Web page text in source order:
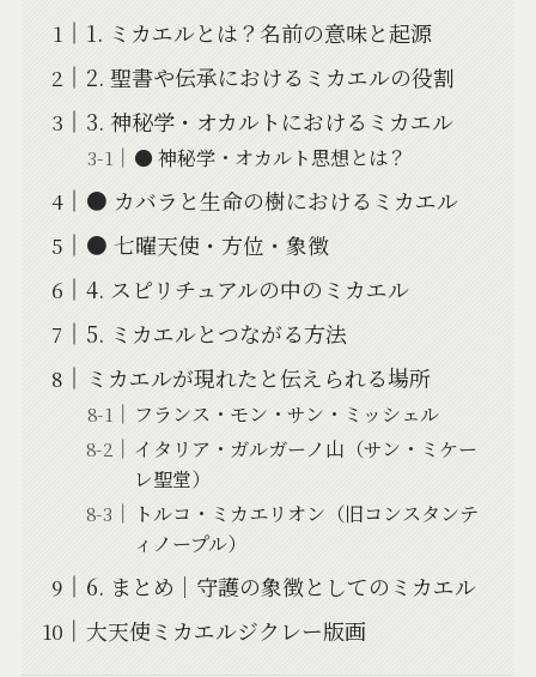
1. ミカエルとは？名前の意味と起源
2. 聖書や伝承におけるミカエルの役割
3. 神秘学・オカルトにおけるミカエル
● 神秘学・オカルト思想とは？
● カバラと生命の樹におけるミカエル
● 七曜天使・方位・象徴
4. スピリチュアルの中のミカエル
5. ミカエルとつながる方法
ミカエルが現れたと伝えられる場所
フランス・モン・サン・ミッシェル
イタリア・ガルガーノ山（サン・ミケー
レ聖堂）
トルコ・ミカエリオン（旧コンスタンテ
ィノープル）
6. まとめ｜守護の象徴としてのミカエル
大天使ミカエルジクレー版画